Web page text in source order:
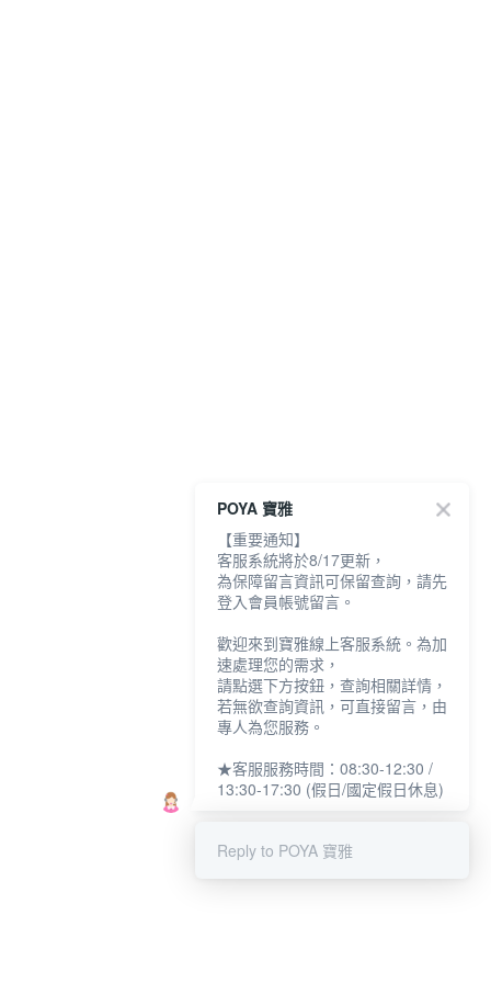
POYA 寶雅
【重要通知】
客服系統將於8/17更新，
為保障留言資訊可保留查詢，請先
登入會員帳號留言。
歡迎來到寶雅線上客服系統。為加
速處理您的需求，
請點選下方按鈕，查詢相關詳情，
若無欲查詢資訊，可直接留言，由
專人為您服務。
★客服服務時間：08:30-12:30 /
13:30-17:30 (假日/國定假日休息)
Reply to POYA 寶雅